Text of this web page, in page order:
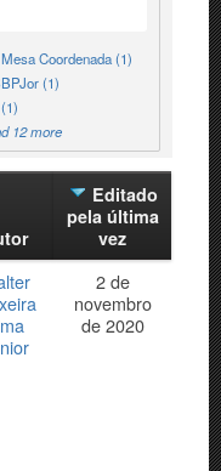
Coordenada (1)
(1)
12 more
Editado
pela última
vez
2 de
novembro
de 2020